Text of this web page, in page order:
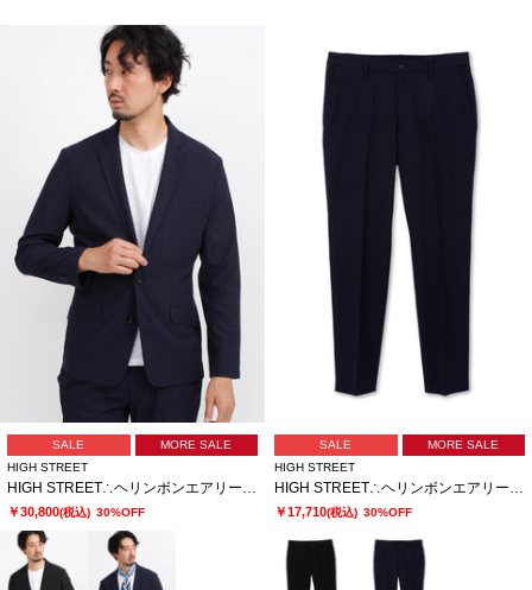
SALE
MORE SALE
HIGH STREET
￥30,800(税込) 30%OFF
SALE
MORE SALE
HIGH STREET
￥17,710(税込) 30%OFF